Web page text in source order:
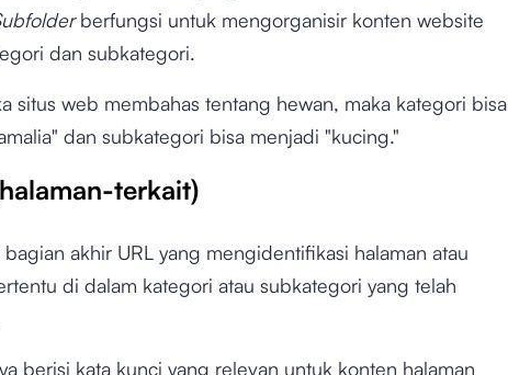
berfungsi untuk mengorganisir konten website
dan subkategori.
situs web membahas tentang hewan, maka kategori bisa
dan subkategori bisa menjadi "kucing."
terkait)
bagian akhir URL yang mengidentifikasi halaman atau
di dalam kategori atau subkategori yang telah
berisi kata kunci yang relevan untuk konten halaman